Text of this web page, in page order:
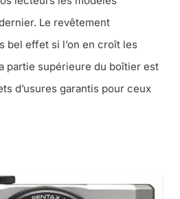
Le revêtement
bel effet si l’on en croît les
partie supérieure du boîtier est
d’usures garantis pour ceux